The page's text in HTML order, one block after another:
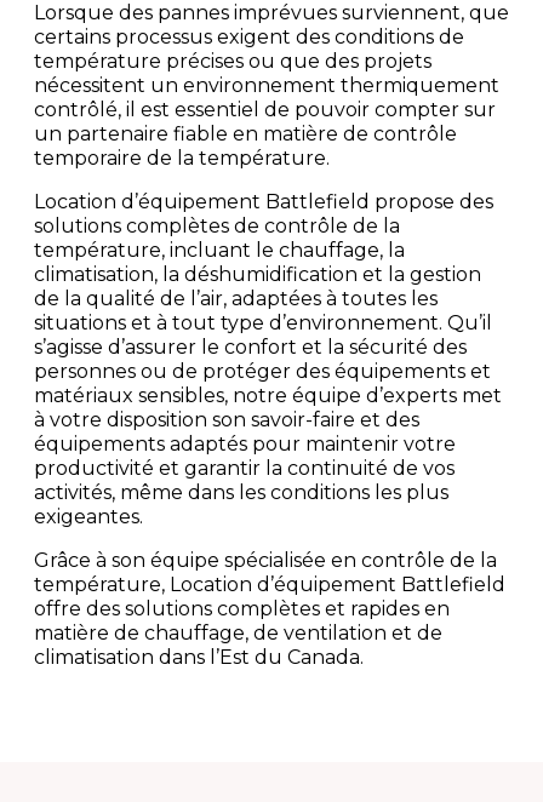
Lorsque des pannes imprévues surviennent, que
certains processus exigent des conditions de
température précises ou que des projets
nécessitent un environnement thermiquement
contrôlé, il est essentiel de pouvoir compter sur
un partenaire fiable en matière de contrôle
temporaire de la température.
Location d’équipement Battlefield propose des
solutions complètes de contrôle de la
température, incluant le chauffage, la
climatisation, la déshumidification et la gestion
de la qualité de l’air, adaptées à toutes les
situations et à tout type d’environnement. Qu’il
s’agisse d’assurer le confort et la sécurité des
personnes ou de protéger des équipements et
matériaux sensibles, notre équipe d’experts met
à votre disposition son savoir-faire et des
équipements adaptés pour maintenir votre
productivité et garantir la continuité de vos
activités, même dans les conditions les plus
exigeantes.
Grâce à son équipe spécialisée en contrôle de la
température, Location d’équipement Battlefield
offre des solutions complètes et rapides en
matière de chauffage, de ventilation et de
climatisation dans l’Est du Canada.